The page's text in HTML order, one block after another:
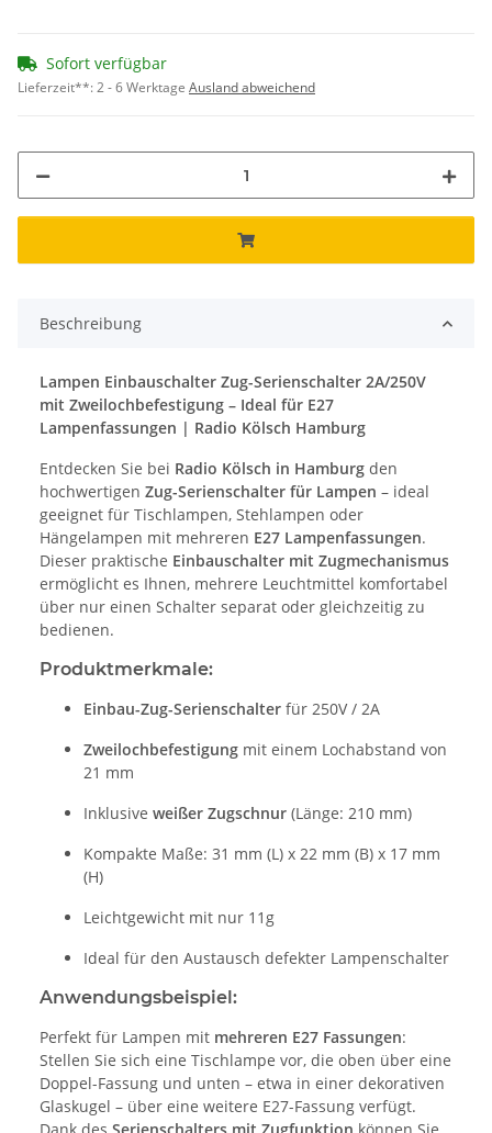
Sofort verfügbar
Lieferzeit**:2 - 6 Werktage Ausland abweichend
Beschreibung
Lampen Einbauschalter Zug-Serienschalter 2A/250V
mit Zweilochbefestigung – Ideal für E27
Lampenfassungen | Radio Kölsch Hamburg
Entdecken Sie bei Radio Kölsch in Hamburg den
hochwertigen Zug-Serienschalter für Lampen – ideal
geeignet für Tischlampen, Stehlampen oder
Hängelampen mit mehreren E27 Lampenfassungen.
Dieser praktische Einbauschalter mit Zugmechanismus
ermöglicht es Ihnen, mehrere Leuchtmittel komfortabel
über nur einen Schalter separat oder gleichzeitig zu
bedienen.
Produktmerkmale:
Einbau-Zug-Serienschalter für 250V / 2A
Zweilochbefestigung mit einem Lochabstand von
21 mm
Inklusive weißer Zugschnur (Länge: 210 mm)
Kompakte Maße: 31 mm (L) x 22 mm (B) x 17 mm
(H)
Leichtgewicht mit nur 11g
Ideal für den Austausch defekter Lampenschalter
Anwendungsbeispiel:
Perfekt für Lampen mit mehreren E27 Fassungen:
Stellen Sie sich eine Tischlampe vor, die oben über eine
Doppel-Fassung und unten – etwa in einer dekorativen
Glaskugel – über eine weitere E27-Fassung verfügt.